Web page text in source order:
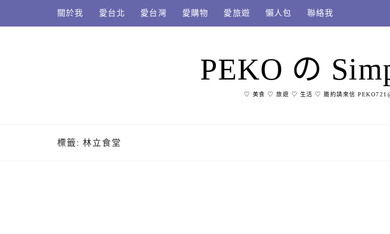
content
關於我 愛台北 愛台灣 愛購物 愛旅遊 懶人包 聯絡我
PEKO の
♡ 美食 ♡ 旅遊 ♡ 生活 ♡ 邀約請來信
標籤: 林立食堂